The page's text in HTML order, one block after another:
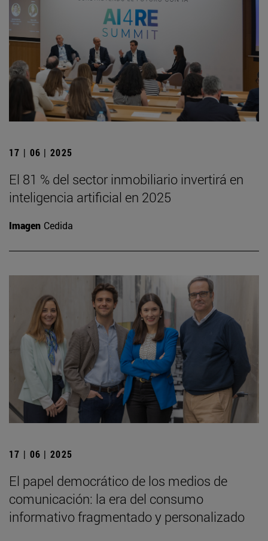
17 | 06 | 2025
El 81 % del sector inmobiliario invertirá en
inteligencia artificial en 2025
Imagen Cedida
17 | 06 | 2025
El papel democrático de los medios de
comunicación: la era del consumo
informativo fragmentado y personalizado